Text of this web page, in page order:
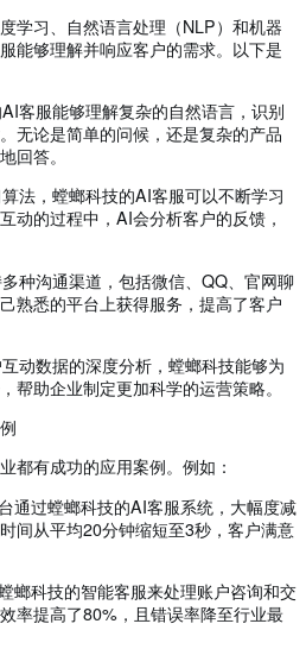
学习、自然语言处理（NLP）和机器
能够理解并响应客户的需求。以下是
客服能够理解复杂的自然语言，识别
无论是简单的问候，还是复杂的产品
回答。
法，螳螂科技的AI客服可以不断学习
动的过程中，AI会分析客户的反馈，
种沟通渠道，包括微信、QQ、官网聊
熟悉的平台上获得服务，提高了客户
动数据的深度分析，螳螂科技能够为
帮助企业制定更加科学的运营策略。
都有成功的应用案例。例如：
通过螳螂科技的AI客服系统，大幅度减
间从平均20分钟缩短至3秒，客户满意
螂科技的智能客服来处理账户咨询和交
率提高了80%，且错误率降至行业最